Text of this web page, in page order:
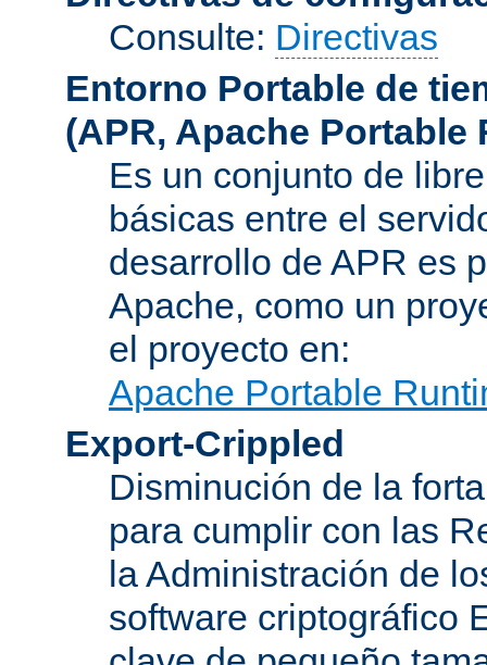
Consulte: Directivas
Entorno Portable de
(APR, Apache Portable
Es un conjunto de
básicas entre el
desarrollo de APR es
Apache, como un
el proyecto en:
Apache Portable
Export-Crippled
Disminución de la
para cumplir con las
la Administración de
software criptográfico